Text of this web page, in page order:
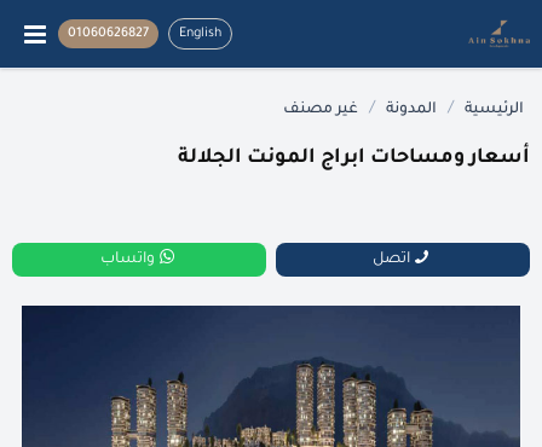
English
01060626827
الرئيسية / المدونة / غير مصنف
أسعار ومساحات ابراج المونت الجلالة
اتصل واتساب